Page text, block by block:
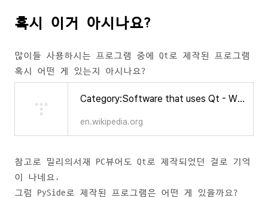
혹시 이거 아시나요?
많이들 사용하시는 프로그램 중에 Qt로 제작된 프로그램
혹시 어떤 게 있는지 아시나요?
Category:Software that uses Qt - Wikipedia
en.wikipedia.org
참고로 밀리의서재 PC뷰어도 Qt로 제작되었던 걸로 기억
이 나네요.
그럼 PySide로 제작된 프로그램은 어떤 게 있을까요?